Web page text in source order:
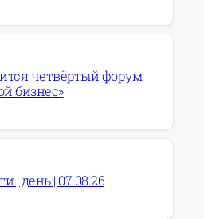
четвёртый форум
бизнес»
| день | 07.08.26